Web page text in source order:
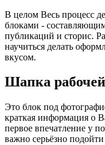
В целом Весь процесс
блоками -
публикаций и сторис.
научиться делать
вкусом.
Шапка
Это блок под
краткая информация о
первое впечатление у
важно серьёзно